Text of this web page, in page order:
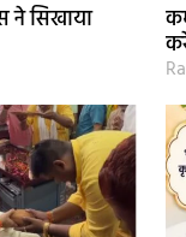
ने सिखाया